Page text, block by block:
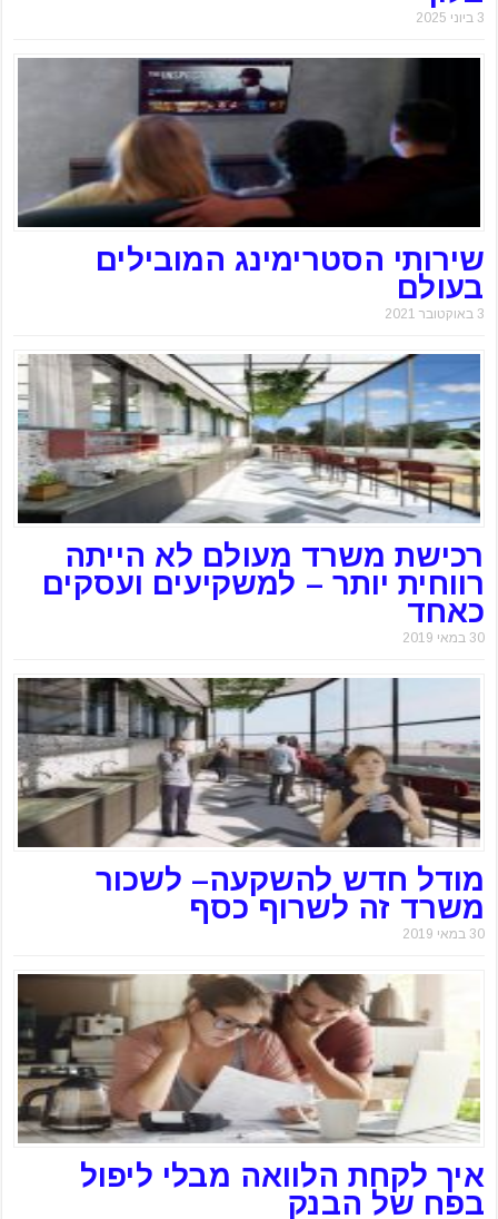
3 ביוני 2025
שירותי הסטרימינג המובילים
בעולם
3 באוקטובר 2021
רכישת משרד מעולם לא הייתה
רווחית יותר – למשקיעים ועסקים
כאחד
30 במאי 2019
מודל חדש להשקעה– לשכור
משרד זה לשרוף כסף
30 במאי 2019
איך לקחת הלוואה מבלי ליפול
בפח של הבנק